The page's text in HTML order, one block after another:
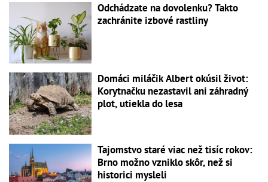
Odchádzate na dovolenku? Takto
zachránite izbové rastliny
Domáci miláčik Albert okúsil život:
Korytnačku nezastavil ani záhradný
plot, utiekla do lesa
Tajomstvo staré viac než tisíc rokov:
Brno možno vzniklo skôr, než si
historici mysleli